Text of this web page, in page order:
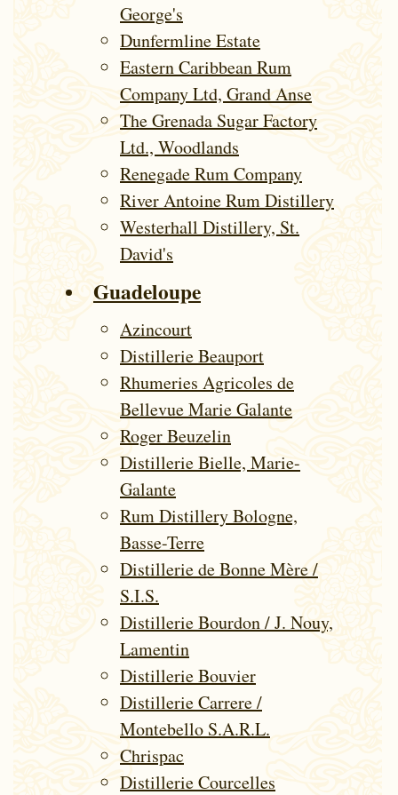
George's
Dunfermline Estate
Eastern Caribbean Rum
Company Ltd, Grand Anse
The Grenada Sugar Factory
Ltd., Woodlands
Renegade Rum Company
River Antoine Rum Distillery
Westerhall Distillery, St.
David's
Guade­lou­pe
Azincourt
Distillerie Beauport
Rhumeries Agricoles de
Bellevue Marie Galante
Roger Beuzelin
Distillerie Bielle, Marie-
Galante
Rum Distillery Bologne,
Basse-Terre
Distillerie de Bonne Mère /
S.I.S.
Distillerie Bourdon / J. Nouy,
Lamentin
Distillerie Bouvier
Distillerie Carrere /
Montebello S.A.R.L.
Chrispac
Distillerie Courcelles